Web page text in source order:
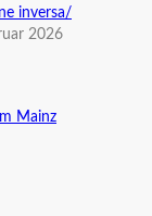
inversa/
2026
Mainz